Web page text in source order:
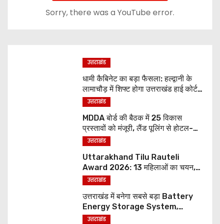
Sorry, there was a YouTube error.
उत्तराखंड
धामी कैबिनेट का बड़ा फैसला: हल्द्वानी के
लामाचौड़ में शिफ्ट होगा उत्तराखंड हाई कोर्ट,
अन्य महत्वपूर्ण फैसले
उत्तराखंड
MDDA बोर्ड की बैठक में 25 विकास
प्रस्तावों को मंजूरी, लैंड पूलिंग से होटल-
पर्यटन परियोजनाओं को मिलेगी रफ्तार
उत्तराखंड
Uttarakhand Tilu Rauteli
Award 2026: 13 महिलाओं का चयन,
8 अगस्त को सीएम धामी करेंगे सम्मानित
उत्तराखंड
उत्तराखंड में बनेगा सबसे बड़ा Battery
Energy Storage System,
UJVNL लगाएगा 352 करोड़ का प्रोजेक्ट
उत्तराखंड